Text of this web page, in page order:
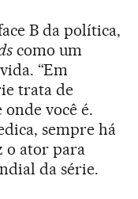
B da política,
como um
“Em
trata de
você é.
sempre há
o ator para
da série.